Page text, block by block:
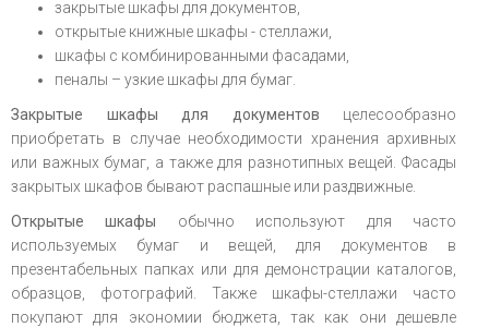
закрытые шкафы для документов,
открытые книжные шкафы - стеллажи,
шкафы с комбинированными фасадами,
пеналы – узкие шкафы для бумаг.
Закрытые шкафы для документов целесообразно
приобретать в случае необходимости хранения архивных
или важных бумаг, а также для разнотипных вещей. Фасады
закрытых шкафов бывают распашные или раздвижные.
Открытые шкафы обычно используют для часто
используемых бумаг и вещей, для документов в
презентабельных папках или для демонстрации каталогов,
образцов, фотографий. Также шкафы-стеллажи часто
покупают для экономии бюджета, так как они дешевле